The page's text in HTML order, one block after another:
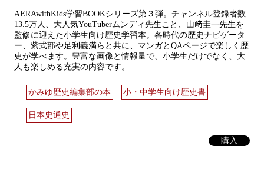
AERAwithKids学習BOOKシリーズ第３弾。チャンネル登録者数
13.5万人、大人気YouTuberムンディ先生こと、山﨑圭一先生を
監修に迎えた小学生向け歴史学習本。各時代の歴史ナビゲータ
ー、紫式部や足利義満らと共に、マンガとQAページで楽しく歴
史が学べます。豊富な画像と情報量で、小学生だけでなく、大
人も楽しめる充実の内容です。
かみゆ歴史編集部の本 小・中学生向け歴史書
日本史通史
購入